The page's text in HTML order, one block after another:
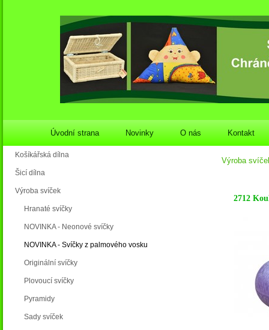
Úvodní strana Novinky O nás Kontakt
Košíkářská dílna
Šicí dílna
Výroba svíček
Hranaté svíčky
NOVINKA - Neonové svíčky
NOVINKA - Svíčky z palmového vosku
Originální svíčky
Plovoucí svíčky
Pyramidy
Sady svíček
Výroba
2712